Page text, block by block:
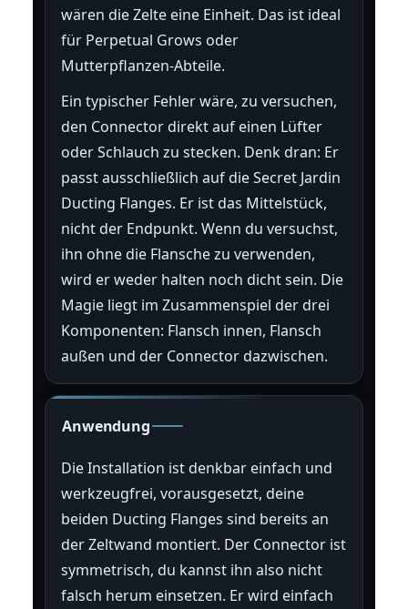
wären die Zelte eine Einheit. Das ist ideal
für Perpetual Grows oder
Mutterpflanzen-Abteile.
Ein typischer Fehler wäre, zu versuchen,
den Connector direkt auf einen Lüfter
oder Schlauch zu stecken. Denk dran: Er
passt ausschließlich auf die Secret Jardin
Ducting Flanges. Er ist das Mittelstück,
nicht der Endpunkt. Wenn du versuchst,
ihn ohne die Flansche zu verwenden,
wird er weder halten noch dicht sein. Die
Magie liegt im Zusammenspiel der drei
Komponenten: Flansch innen, Flansch
außen und der Connector dazwischen.
Anwendung
Die Installation ist denkbar einfach und
werkzeugfrei, vorausgesetzt, deine
beiden Ducting Flanges sind bereits an
der Zeltwand montiert. Der Connector ist
symmetrisch, du kannst ihn also nicht
falsch herum einsetzen. Er wird einfach